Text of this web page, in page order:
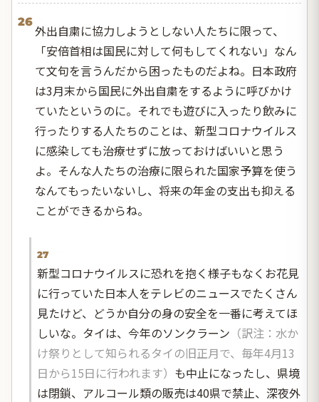
26
外出自粛に協力しようとしない人たちに限って、
「安倍首相は国民に対して何もしてくれない」なん
て文句を言うんだから困ったものだよね。日本政府
は3月末から国民に外出自粛をするように呼びかけ
ていたというのに。それでも遊びに入ったり飲みに
行ったりする人たちのことは、新型コロナウイルス
に感染しても治療せずに放っておけばいいと思う
よ。そんな人たちの治療に限られた国家予算を使う
なんてもったいないし、将来の年金の支出も抑える
ことができるからね。
27
新型コロナウイルスに恐れを抱く様子もなくお花見
に行っていた日本人をテレビのニュースでたくさん
見たけど、どうか自分の身の安全を一番に考えてほ
しいな。タイは、今年のソンクラーン （訳注：水か
け祭りとして知られるタイの旧正月で、毎年4月13
日から15日に行われます） も中止になったし、県境
は閉鎖、アルコール類の販売は40県で禁止、深夜外